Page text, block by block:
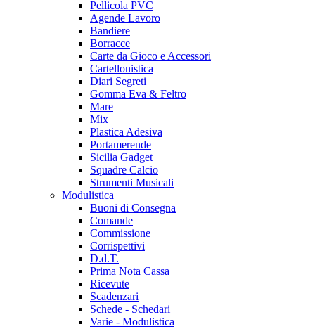
Pellicola PVC
Agende Lavoro
Bandiere
Borracce
Carte da Gioco e Accessori
Cartellonistica
Diari Segreti
Gomma Eva & Feltro
Mare
Mix
Plastica Adesiva
Portamerende
Sicilia Gadget
Squadre Calcio
Strumenti Musicali
Modulistica
Buoni di Consegna
Comande
Commissione
Corrispettivi
D.d.T.
Prima Nota Cassa
Ricevute
Scadenzari
Schede - Schedari
Varie - Modulistica